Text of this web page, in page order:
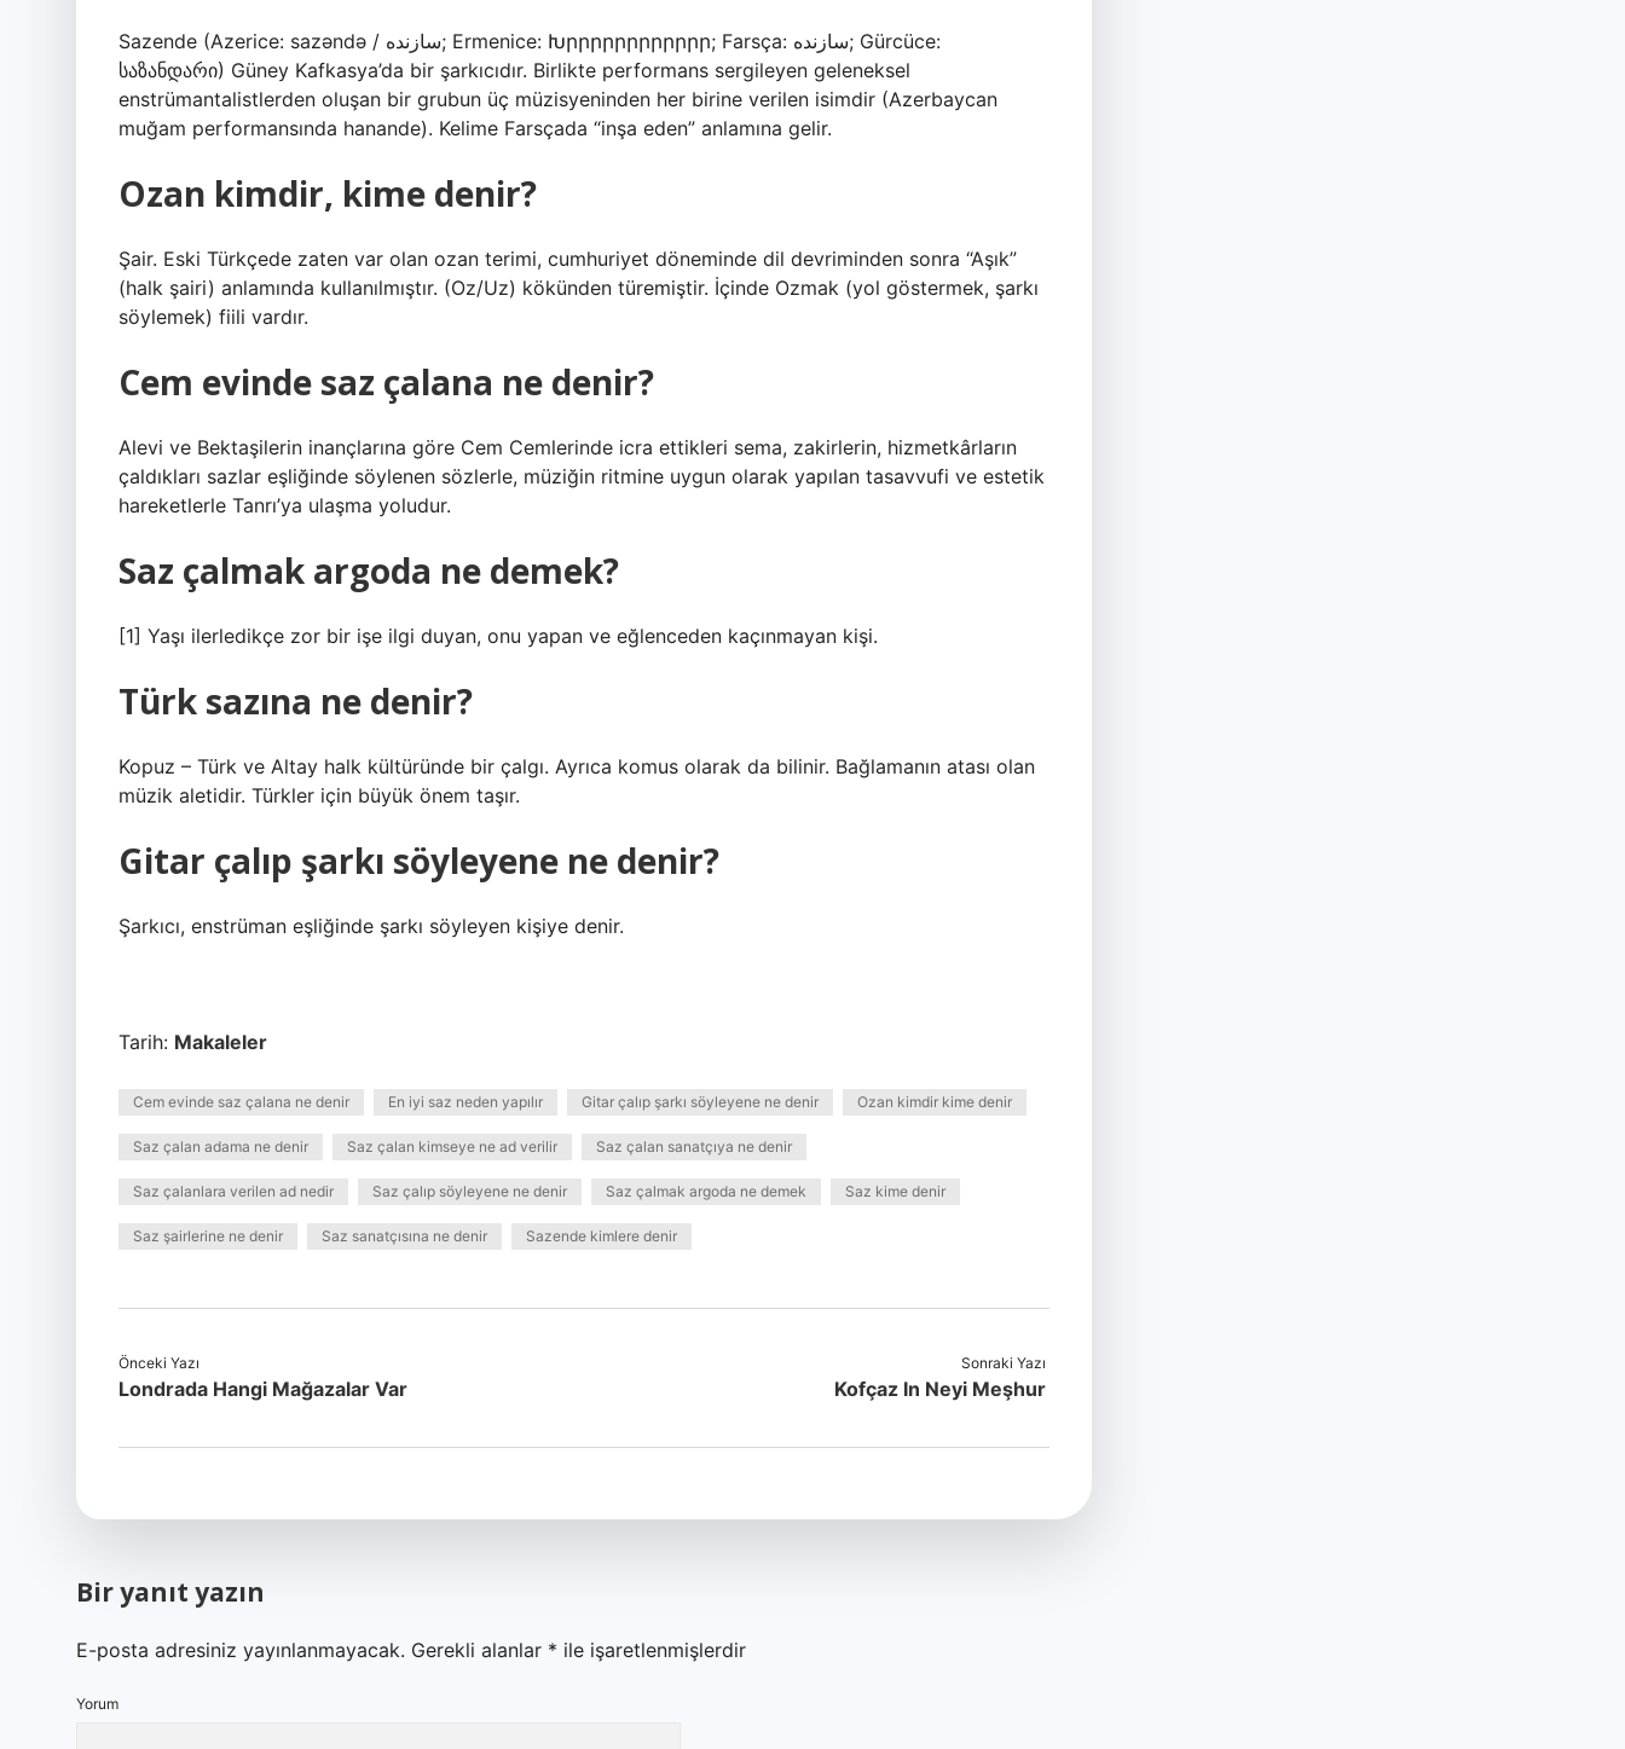
Sazende (Azerice: sazəndə / سازنده; Ermenice: Խրրրրրրրրրրրր; Farsça: سازنده‎; Gürcüce:
საზანდარი) Güney Kafkasya’da bir şarkıcıdır. Birlikte performans sergileyen geleneksel
enstrümantalistlerden oluşan bir grubun üç müzisyeninden her birine verilen isimdir (Azerbaycan
muğam performansında hanande). Kelime Farsçada “inşa eden” anlamına gelir.
Ozan kimdir, kime denir?
Şair. Eski Türkçede zaten var olan ozan terimi, cumhuriyet döneminde dil devriminden sonra “Aşık”
(halk şairi) anlamında kullanılmıştır. (Oz/Uz) kökünden türemiştir. İçinde Ozmak (yol göstermek, şarkı
söylemek) fiili vardır.
Cem evinde saz çalana ne denir?
Alevi ve Bektaşilerin inançlarına göre Cem Cemlerinde icra ettikleri sema, zakirlerin, hizmetkârların
çaldıkları sazlar eşliğinde söylenen sözlerle, müziğin ritmine uygun olarak yapılan tasavvufi ve estetik
hareketlerle Tanrı’ya ulaşma yoludur.
Saz çalmak argoda ne demek?
[1] Yaşı ilerledikçe zor bir işe ilgi duyan, onu yapan ve eğlenceden kaçınmayan kişi.
Türk sazına ne denir?
Kopuz – Türk ve Altay halk kültüründe bir çalgı. Ayrıca komus olarak da bilinir. Bağlamanın atası olan
müzik aletidir. Türkler için büyük önem taşır.
Gitar çalıp şarkı söyleyene ne denir?
Şarkıcı, enstrüman eşliğinde şarkı söyleyen kişiye denir.
Tarih: Makaleler
Cem evinde saz çalana ne denir En iyi saz neden yapılır Gitar çalıp şarkı söyleyene ne denir Ozan kimdir kime denir
Saz çalan adama ne denir Saz çalan kimseye ne ad verilir Saz çalan sanatçıya ne denir
Saz çalanlara verilen ad nedir Saz çalıp söyleyene ne denir Saz çalmak argoda ne demek Saz kime denir
Saz şairlerine ne denir Saz sanatçısına ne denir Sazende kimlere denir
Önceki Yazı
Londrada Hangi Mağazalar Var
Sonraki Yazı
Kofçaz In Neyi Meşhur
Bir yanıt yazın
E-posta adresiniz yayınlanmayacak. Gerekli alanlar * ile işaretlenmişlerdir
Yorum